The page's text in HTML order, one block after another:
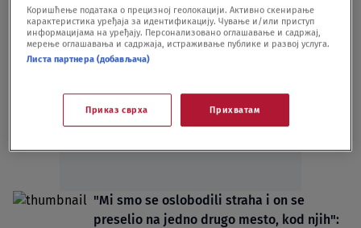
Oglas
"Mi smo se oslobodili straha i on se
preselio na jedno drugo mesto, kod njih":
Коришћење података о прецизној геолокацији. Активно скенирање
карактеристика уређаја за идентификацију. Чување и/или приступ
информацијама на уређају. Персонализовано оглашавање и садржај,
мерење оглашавања и садржаја, истраживање публике и развој услуга.
Листа партнера (добављача)
Приказ сврха Прихватам